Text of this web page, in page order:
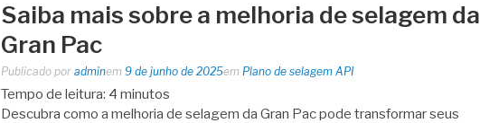
Saiba mais sobre a melhoria de selagem da
Gran Pac
Publicado por adminem 9 de junho de 2025em Plano de selagem API
Tempo de leitura: 4 minutos
Descubra como a melhoria de selagem da Gran Pac pode transformar seus